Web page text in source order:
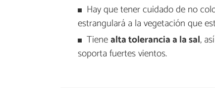
Hay que tener cuidado de no
estrangulará a la vegetación que
Tienealta tolerancia a la sal,
soporta fuertes vientos.